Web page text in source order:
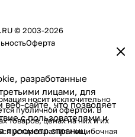
разработанные
лицами, для
сайте, что позволяет
с пользователями и
просмотр страниц
© 2003-2026
Оферта
носит исключительно
публичной офертой. В
товаров, ценах на них и их
устаревшая или ошибочная